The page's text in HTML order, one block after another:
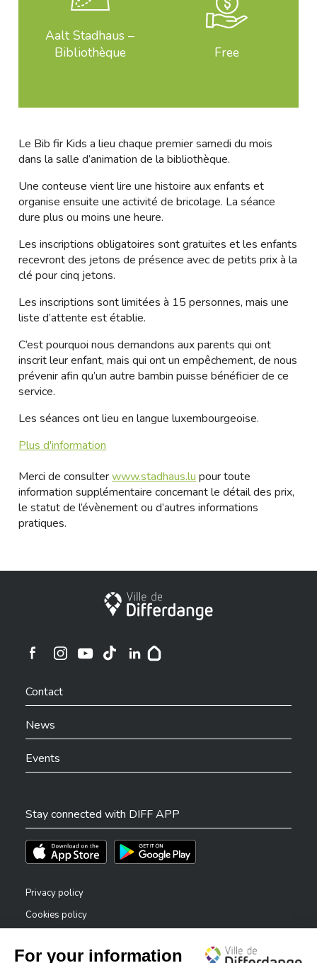
Aalt Stadhaus –
Bibliothèque
Free
Le Bib fir Kids a lieu chaque premier samedi du mois
dans la salle d’animation de la bibliothèque.
Une conteuse vient lire une histoire aux enfants et
organise ensuite une activité de bricolage. La séance
dure plus ou moins une heure.
Les inscriptions obligatoires sont gratuites et les enfants
recevront des jetons de présence avec de petits prix à la
clé pour cinq jetons.
Les inscriptions sont limitées à 15 personnes, mais une
liste d’attente est établie.
C’est pourquoi nous demandons aux parents qui ont
inscrit leur enfant, mais qui ont un empêchement, de nous
prévenir afin qu’un autre bambin puisse bénéficier de ce
service.
Les séances ont lieu en langue luxembourgeoise.
Plus d'information
Merci de consulterwww.stadhaus.lu pour toute
information supplémentaire concernant le détail des prix,
le statut de l’évènement ou d’autres informations
pratiques.
City of Differdange
Ville de Differdange sur Instagram
Contact
News
Events
Stay connected with DIFF APP
Téléchargez l'app sur l'App StoreTéléchargez l'app sur Play Store
Privacy policy
Cookies policy
Accessibility statement